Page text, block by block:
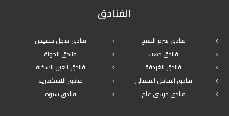
الفنادق
فنادق شرم الشيخ
فنادق سهل حشيش
فنادق دهب
فنادق الجونة
فنادق الغردقة
فنادق العين السخنة
فنادق الساحل الشمالى
فنادق الاسكندرية
فنادق مرسى علم
فنادق سيوة